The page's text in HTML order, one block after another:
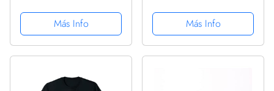
Sudadera con Capucha
Más Info
Camiseta Cuello V
Más Info